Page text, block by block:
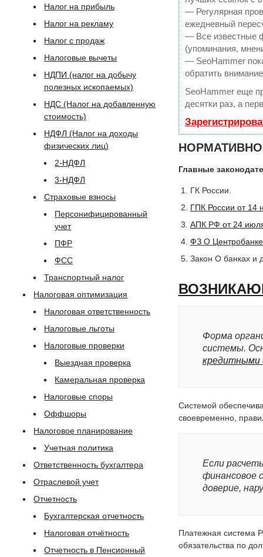
— Регулярная
ежедневный
— Все известные
(упоминания,
— SeoHammer
обратить
SeoHammer еще
десятки раз, а
Главные
ГК России.
ГПК России от
АПК РФ от 24
ФЗ О
Закон О банках и
Форма
системы.
кредитными
Системой
своевременно,
Если
финансовое
доверие,
Платежная система
обязательства по
Налог на прибыль
Налог на рекламу
Налог с продаж
Налоговые вычеты
НДПИ (налог на добычу
полезных ископаемых)
НДС (Налог на добавленную
стоимость)
НДФЛ (Налог на доходы
физических лиц)
2-НДФЛ
3-НДФЛ
Страховые взносы
Персонифицированный
учет
ПФР
ФСС
Транспортный налог
Налоговая оптимизация
Налоговая ответственность
Налоговые льготы
Налоговые проверки
Выездная проверка
Камеральная проверка
Налоговые споры
Оффшоры
Налоговое планирование
Учетная политика
Ответственность бухгалтера
Отраслевой учет
Отчетность
Бухгалтерская отчетность
Налоговая отчётность
Отчетность в Пенсионный